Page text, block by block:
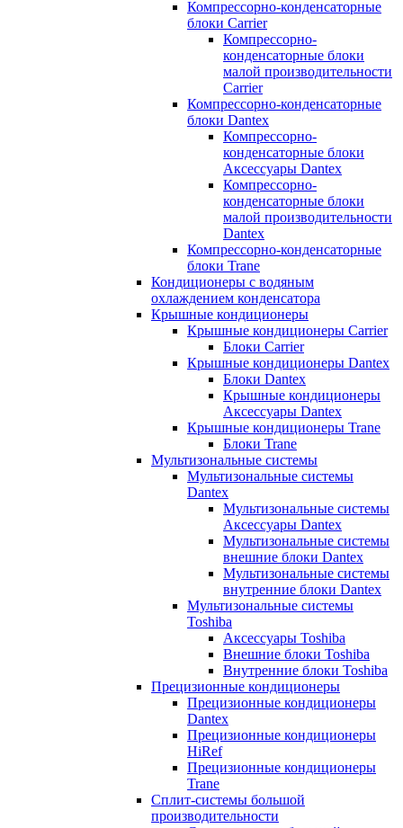
Компрессорно-конденсаторные
блоки Carrier
Компрессорно-
конденсаторные блоки
малой производительности
Carrier
Компрессорно-конденсаторные
блоки Dantex
Компрессорно-
конденсаторные блоки
Аксессуары Dantex
Компрессорно-
конденсаторные блоки
малой производительности
Dantex
Компрессорно-конденсаторные
блоки Trane
Кондиционеры с водяным
охлаждением конденсатора
Крышные кондиционеры
Крышные кондиционеры Carrier
Блоки Carrier
Крышные кондиционеры Dantex
Блоки Dantex
Крышные кондиционеры
Аксессуары Dantex
Крышные кондиционеры Trane
Блоки Trane
Мультизональные системы
Мультизональные системы
Dantex
Мультизональные системы
Аксессуары Dantex
Мультизональные системы
внешние блоки Dantex
Мультизональные системы
внутренние блоки Dantex
Мультизональные системы
Toshiba
Аксессуары Toshiba
Внешние блоки Toshiba
Внутренние блоки Toshiba
Прецизионные кондиционеры
Прецизионные кондиционеры
Dantex
Прецизионные кондиционеры
HiRef
Прецизионные кондиционеры
Trane
Сплит-системы большой
производительности